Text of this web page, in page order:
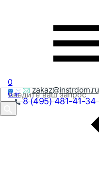
zakaz@instrdom.ru
8 (495) 481-41-34
0
0₽